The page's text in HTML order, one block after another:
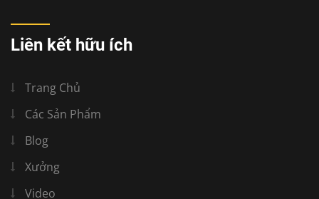
Liên kết hữu ích
Trang Chủ
Các Sản Phẩm
Blog
Xưởng
Video